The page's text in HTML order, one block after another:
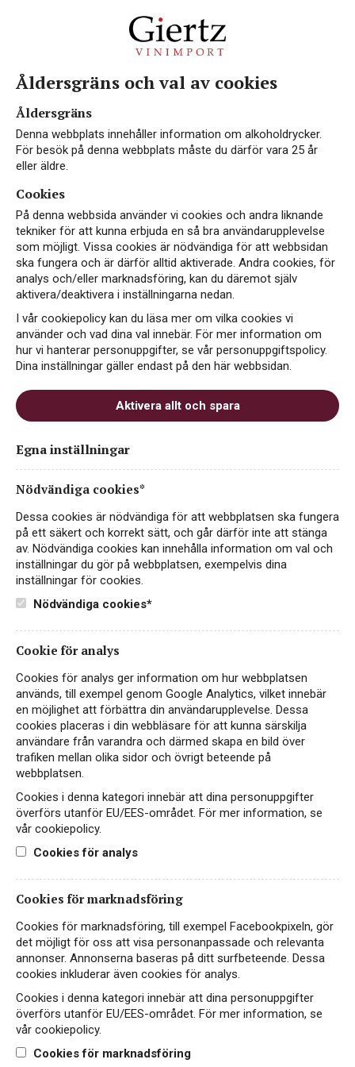
NYHET VEGAN
Moonlight Manor Cabernet
Sauvignon Reserve
SYDAFRIKA, STELLENBOSCH
99 kr LÄS MER
In the MOOD for Shiraz
Cinsault
RÖTT VIN
SYDAFRIKA
219 kr LÄS MER
Åldersgräns och val av cookies
Åldersgräns
Denna webbplats innehåller information om alkoholdrycker.
För besök på denna webbplats måste du därför vara 25 år
eller äldre.
Cookies
På denna webbsida använder vi cookies och andra liknande
tekniker för att kunna erbjuda en så bra användarupplevelse
som möjligt. Vissa cookies är nödvändiga för att webbsidan
ska fungera och är därför alltid aktiverade. Andra cookies, för
analys och/eller marknadsföring, kan du däremot själv
aktivera/deaktivera i inställningarna nedan.
I vår cookiepolicy kan du läsa mer om vilka cookies vi
använder och vad dina val innebär. För mer information om
hur vi hanterar personuppgifter, se vår personuppgiftspolicy.
Dina inställningar gäller endast på den här webbsidan.
Aktivera allt och spara
Egna inställningar
Nödvändiga cookies*
Dessa cookies är nödvändiga för att webbplatsen ska fungera
på ett säkert och korrekt sätt, och går därför inte att stänga
av. Nödvändiga cookies kan innehålla information om val och
inställningar du gör på webbplatsen, exempelvis dina
inställningar för cookies.
Nödvändiga cookies*
Cookie för analys
Cookies för analys ger information om hur webbplatsen
används, till exempel genom Google Analytics, vilket innebär
en möjlighet att förbättra din användarupplevelse. Dessa
cookies placeras i din webbläsare för att kunna särskilja
användare från varandra och därmed skapa en bild över
trafiken mellan olika sidor och övrigt beteende på
webbplatsen.
Cookies i denna kategori innebär att dina personuppgifter
överförs utanför EU/EES-området. För mer information, se
vår cookiepolicy.
Cookies för analys
Cookies för marknadsföring
Cookies för marknadsföring, till exempel Facebookpixeln, gör
det möjligt för oss att visa personanpassade och relevanta
annonser. Annonserna baseras på ditt surfbeteende. Dessa
cookies inkluderar även cookies för analys.
Cookies i denna kategori innebär att dina personuppgifter
överförs utanför EU/EES-området. För mer information, se
vår cookiepolicy.
Cookies för marknadsföring